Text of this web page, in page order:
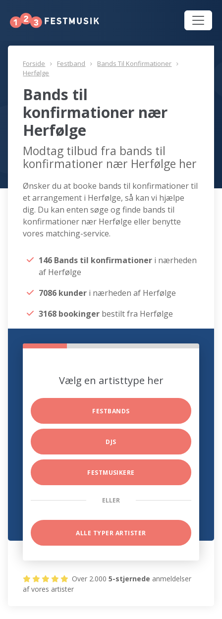
Forside Festband
Bands Til Konfirmationer
Herfølge
Bands til
konfirmationer nær
Herfølge
Modtag tilbud fra bands til
konfirmationer nær Herfølge her
Ønsker du at booke bands til konfirmationer til
et arrangement i Herfølge, så kan vi hjælpe
dig. Du kan enten søge og finde bands til
konfirmationer nær Herfølge eller benytte
vores matching-service.
146 Bands til konfirmationer i nærheden
af Herfølge
7086 kunder i nærheden af Herfølge
3168 bookinger bestilt fra Herfølge
Vælg en artisttype her
FESTBANDS
DJS
FESTMUSIKERE
ELLER
ALLE TYPER ARTISTER
Over 2.0005-stjernede anmeldelser
af vores artister